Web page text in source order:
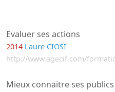
Evaluer ses actions
2014 Laure CIOSI
http://www.agecif.com/
Mieux connaitre ses publics